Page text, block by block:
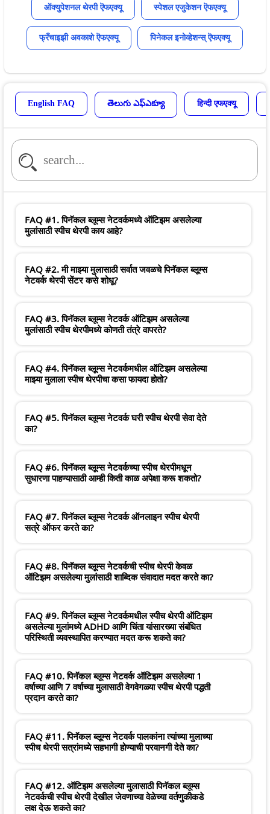
ऑक्युपेशनल थेरपी ऎफएक्यू स्पेशल एजुकेशन ऎफएक्यू
फ्रँचाइझी अवकाशे ऎफएक्यू पिनेकल इनोव्हेशन्स् ऎफएक्यू
English FAQ తెలుగు ఎఫ్ఎక్యూ हिन्दी एफएक्यू
FAQ #1. पिनॅकल ब्लूम्स नेटवर्कमध्ये ऑटिझम असलेल्या
मुलांसाठी स्पीच थेरपी काय आहे?
FAQ #2. मी माझ्या मुलासाठी सर्वात जवळचे पिनॅकल ब्लूम्स
नेटवर्क थेरपी सेंटर कसे शोधू?
FAQ #3. पिनॅकल ब्लूम्स नेटवर्क ऑटिझम असलेल्या
मुलांसाठी स्पीच थेरपीमध्ये कोणती तंत्रे वापरते?
FAQ #4. पिनॅकल ब्लूम्स नेटवर्कमधील ऑटिझम असलेल्या
माझ्या मुलाला स्पीच थेरपीचा कसा फायदा होतो?
FAQ #5. पिनॅकल ब्लूम्स नेटवर्क घरी स्पीच थेरपी सेवा देते
का?
FAQ #6. पिनॅकल ब्लूम्स नेटवर्कच्या स्पीच थेरपीमधून
सुधारणा पाहण्यासाठी आम्ही किती काळ अपेक्षा करू शकतो?
FAQ #7. पिनॅकल ब्लूम्स नेटवर्क ऑनलाइन स्पीच थेरपी
सत्रे ऑफर करते का?
FAQ #8. पिनॅकल ब्लूम्स नेटवर्कची स्पीच थेरपी केवळ
ऑटिझम असलेल्या मुलांसाठी शाब्दिक संवादात मदत करते का?
FAQ #9. पिनॅकल ब्लूम्स नेटवर्कमधील स्पीच थेरपी ऑटिझम
असलेल्या मुलांमध्ये ADHD आणि चिंता यांसारख्या संबंधित
परिस्थिती व्यवस्थापित करण्यात मदत करू शकते का?
FAQ #10. पिनॅकल ब्लूम्स नेटवर्क ऑटिझम असलेल्या 1
वर्षाच्या आणि 7 वर्षाच्या मुलासाठी वेगवेगळ्या स्पीच थेरपी पद्धती
प्रदान करते का?
FAQ #11. पिनॅकल ब्लूम्स नेटवर्क पालकांना त्यांच्या मुलाच्या
स्पीच थेरपी सत्रांमध्ये सहभागी होण्याची परवानगी देते का?
FAQ #12. ऑटिझम असलेल्या मुलासाठी पिनॅकल ब्लूम्स
नेटवर्कची स्पीच थेरपी देखील जेवणाच्या वेळेच्या वर्तणुकीकडे
लक्ष देऊ शकते का?